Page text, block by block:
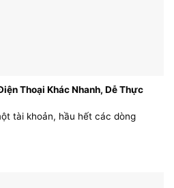
Thoại Khác Nhanh, Dễ Thực
tài khoản, hầu hết các dòng